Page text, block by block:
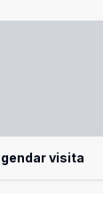
visita